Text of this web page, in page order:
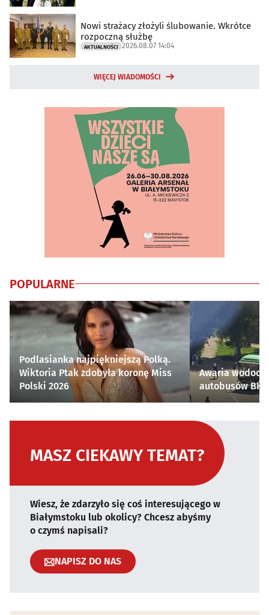
Nowi strażacy złożyli ślubowanie. Wkrótce
rozpoczną służbę
AKTUALNOŚCI 2026.08.07 14:04
WIĘCEJ WIADOMOŚCI
POPULARNE
Podlasianka najpiękniejszą Polką.
Wiktoria Ptak zdobyła koronę Miss
Polski 2026
Awaria
autobusów
MASZ CIEKAWY TEMAT?
Wiesz, że zdarzyło się coś interesującego w
Białymstoku lub okolicy? Chcesz abyśmy
o czymś napisali?
NAPISZ DO NAS